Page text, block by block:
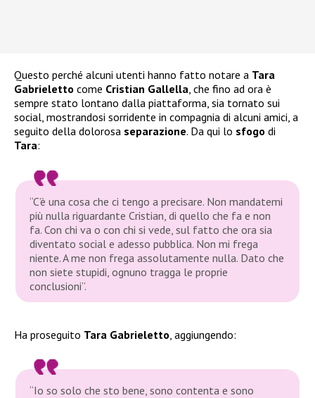
Questo perché alcuni utenti hanno fatto notare a Tara
Gabrieletto come Cristian Gallella, che fino ad ora è
sempre stato lontano dalla piattaforma, sia tornato sui
social, mostrandosi sorridente in compagnia di alcuni amici, a
seguito della dolorosa separazione. Da qui lo sfogo di
Tara:
“C’è una cosa che ci tengo a precisare. Non mandatemi
più nulla riguardante Cristian, di quello che fa e non
fa. Con chi va o con chi si vede, sul fatto che ora sia
diventato social e adesso pubblica. Non mi frega
niente. A me non frega assolutamente nulla. Dato che
non siete stupidi, ognuno tragga le proprie
conclusioni”.
Ha proseguito Tara Gabrieletto , aggiungendo:
“Io so solo che sto bene, sono contenta e sono